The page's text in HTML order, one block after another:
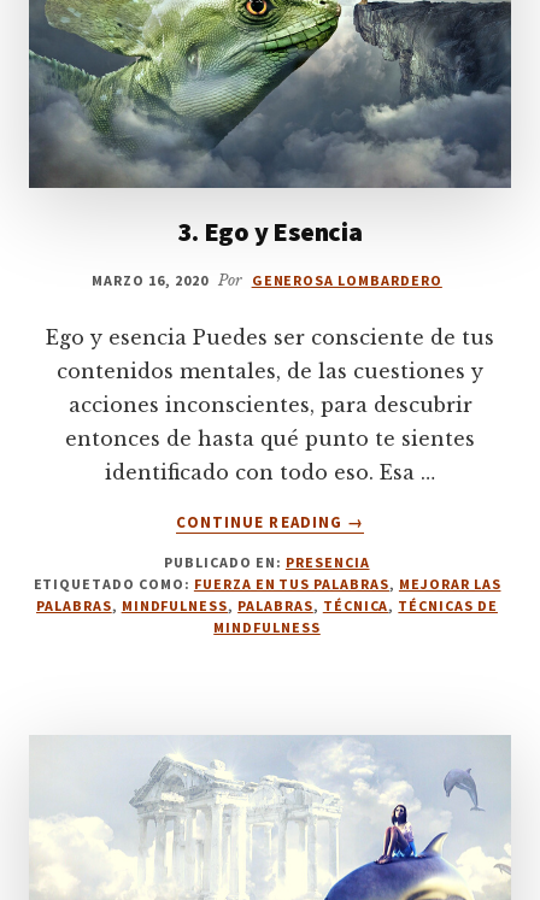
3. Ego y Esencia
MARZO 16, 2020 Por GENEROSA LOMBARDERO
Ego y esencia Puedes ser consciente de tus
contenidos mentales, de las cuestiones y
acciones inconscientes, para descubrir
entonces de hasta qué punto te sientes
identificado con todo eso. Esa …
CONTINUE READING
ACERCA
3.
EGO
→
PUBLICADO EN: PRESENCIA
ETIQUETADO COMO: FUERZA EN TUS PALABRAS, MEJORAR LAS
PALABRAS, MINDFULNESS, PALABRAS, TÉCNICA, TÉCNICAS DE
MINDFULNESS